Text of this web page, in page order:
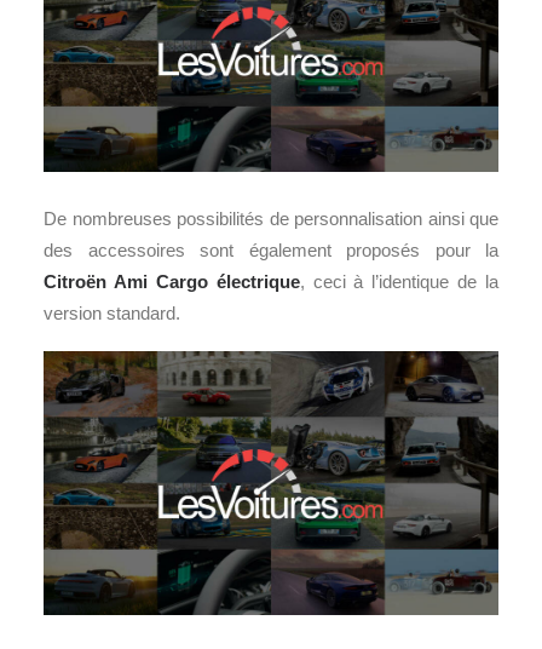
De nombreuses possibilités de personnalisation ainsi que
des accessoires sont également proposés pour la
Citroën Ami Cargo électrique, ceci à l’identique de la
version standard.